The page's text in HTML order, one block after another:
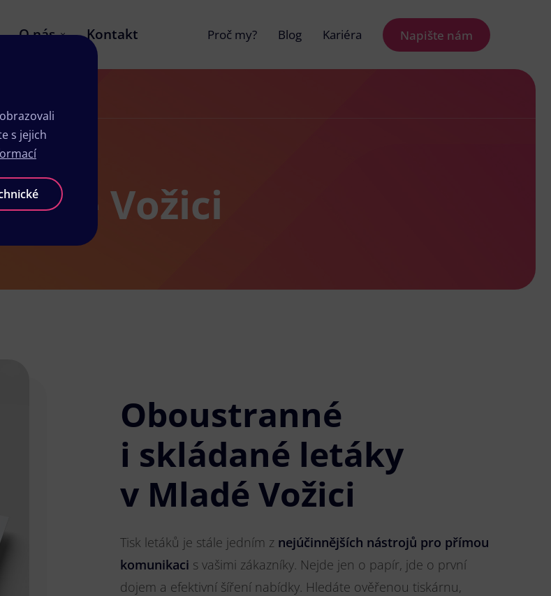
O nás Kontakt Proč my? Blog Kariéra Napište nám
Vožici
Oboustranné
i skládané letáky
v Mladé Vožici
Tisk letáků je stále jedním z nejúčinnějších nástrojů pro přímou
komunikaci s vašimi zákazníky. Nejde jen o papír, jde o první
dojem a efektivní šíření nabídky. Hledáte ověřenou tiskárnu,
s jejich